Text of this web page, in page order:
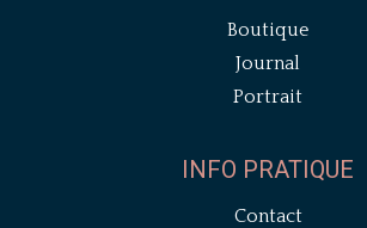
Boutique
Journal
Portrait
INFO PRATIQUE
Contact